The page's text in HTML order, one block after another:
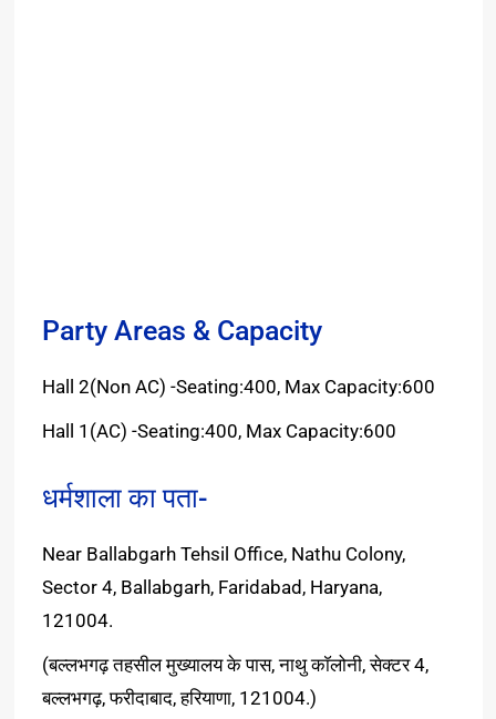
Party Areas & Capacity
Hall 2(Non AC) -Seating:400, Max Capacity:600
Hall 1(AC) -Seating:400, Max Capacity:600
धर्मशाला का पता-
Near Ballabgarh Tehsil Office, Nathu Colony,
Sector 4, Ballabgarh, Faridabad, Haryana,
121004.
(बल्लभगढ़ तहसील मुख्यालय के पास, नाथु काॅलोनी, सेक्टर 4,
बल्लभगढ़, फरीदाबाद, हरियाणा, 121004.)